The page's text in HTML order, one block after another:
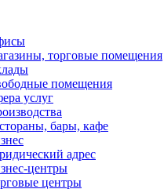
торговые помещения
помещения
услуг
бары, кафе
адрес
центры
центры